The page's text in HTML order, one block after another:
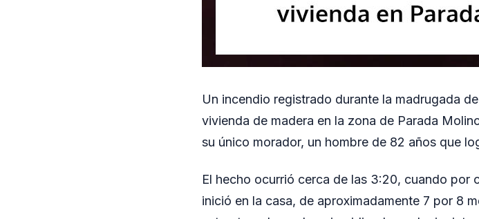
Un incendio registrado durante la madrugada
vivienda de madera en la zona de Parada
su único morador, un hombre de 82 años que
El hecho ocurrió cerca de las 3:20, cuando por
inició en la casa, de aproximadamente 7 por 8